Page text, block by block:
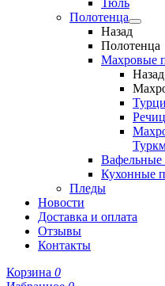
Тюль
Полотенца
Назад
Полотенца
Махровые
Назад
Вафельные
Кухонные
Пледы
Новости
Доставка и оплата
Отзывы
Контакты
Корзина 0